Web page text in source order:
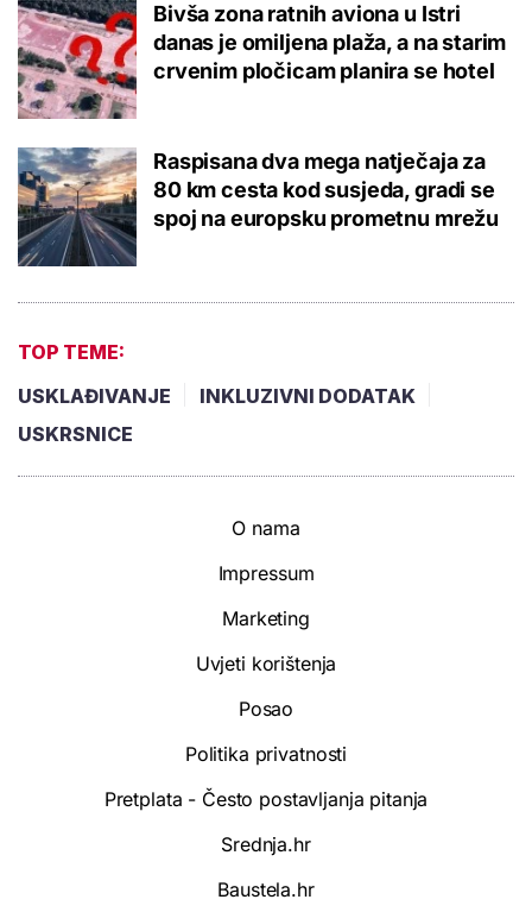
Bivša zona ratnih aviona u Istri
danas je omiljena plaža, a na starim
crvenim pločicam planira se hotel
Raspisana dva mega natječaja za
80 km cesta kod susjeda, gradi se
spoj na europsku prometnu mrežu
TOP TEME:
USKLAĐIVANJE
INKLUZIVNI DODATAK
USKRSNICE
O nama
Impressum
Marketing
Uvjeti korištenja
Posao
Politika privatnosti
Pretplata - Često postavljanja pitanja
Srednja.hr
Baustela.hr